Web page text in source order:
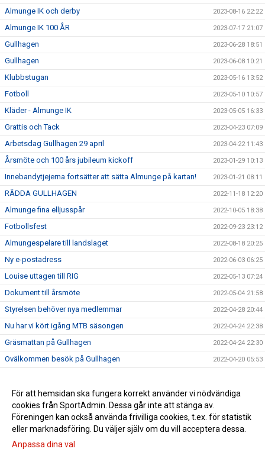
Almunge IK och derby 2023-08-16 22:22
Almunge IK 100 ÅR 2023-07-17 21:07
Gullhagen 2023-06-28 18:51
Gullhagen 2023-06-08 10:21
Klubbstugan 2023-05-16 13:52
Fotboll 2023-05-10 10:57
Kläder - Almunge IK 2023-05-05 16:33
Grattis och Tack 2023-04-23 07:09
Arbetsdag Gullhagen 29 april 2023-04-22 11:43
Årsmöte och 100 års jubileum kickoff 2023-01-29 10:13
Innebandytjejerna fortsätter att sätta Almunge på kartan! 2023-01-21 08:11
RÄDDA GULLHAGEN 2022-11-18 12:20
Almunge fina elljusspår 2022-10-05 18:38
Fotbollsfest 2022-09-23 23:12
Almungespelare till landslaget 2022-08-18 20:25
Ny e-postadress 2022-06-03 06:25
Louise uttagen till RIG 2022-05-13 07:24
Dokument till årsmöte 2022-05-04 21:58
Styrelsen behöver nya medlemmar 2022-04-28 20:44
Nu har vi kört igång MTB säsongen 2022-04-24 22:38
Gräsmattan på Gullhagen 2022-04-24 22:30
Ovälkommen besök på Gullhagen 2022-04-20 05:53
Juni Söderström från Almunge IK till U19 landslagsläger! 2021-06-15 09:32
Nyklippt! 2021-06-14 09:34
För att hemsidan ska fungera korrekt använder vi nödvändiga
cookies från SportAdmin. Dessa går inte att stänga av.
Föreningen kan också använda frivilliga cookies, t.ex. för statistik
eller marknadsföring. Du väljer själv om du vill acceptera dessa.
Anpassa dina val